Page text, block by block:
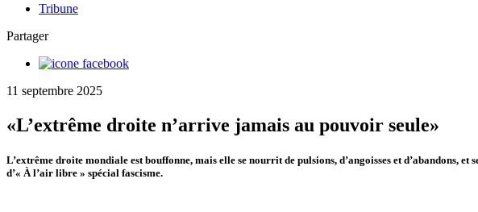
Tribune
Partager
11 septembre 2025
«L’extrême droite n’arrive jamais au pouvoir seule»
L’extrême droite mondiale est bouffonne, mais elle se nourrit de pulsions, d’angoisses et d’abandons,
d’« À l’air libre » spécial fascisme.